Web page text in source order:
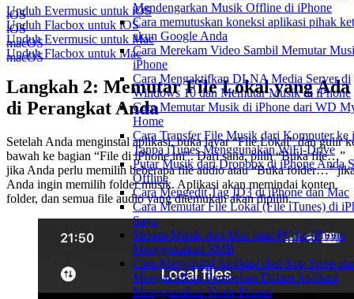
Mendengarkan Musik Offline di iPhone
Cara memutuskan koneksi aplikasi pihak
akun Google Anda
Cara Merekam Video Sambil Memutar
iPhone
Cara Mengaktifkan DLNA Media Server di
Windows 10 dan Memutar Musik di iPhone
Cara Memutar Musik di iPhone dari WD
Home
Cara Transfer File Musik dari Komputer ke
Tanpa iTunes Menggunakan WiFi-Drive
Putar Musik dari Dropbox di iPhone Anda
Offline
Cara Mengedit Tag ID3 di iPhone dan Mac
Cara Memutar File Lokal (File iTunes) di
Saya
Stream Musik dari Mac atau PC ke iPhone
Menggunakan SMB
Cara Menginstal Aplikasi dari App Store
Mengaktifkan Pembelian Dalam Aplikasi
Menggunakan Kode Promo
Unduh Evermusic untuk iOS
iOS
Unduh Flacbox untuk iOS
iOS
Unduh Evermusic untuk Mac
macOS
Unduh Flacbox untuk Mac
macOS
Langkah 2: Memutar File Lokal yang Ada
di Perangkat Anda
Setelah Anda menginstal aplikasi, buka layar “File Lokal” dan gulir
bawah ke bagian “File di iPhone ini”. Dari sana, pilih “Buka file…”
jika Anda perlu memilih beberapa file audio atau “Buka folder…”
Anda ingin memilih folder musik. Aplikasi akan memindai konten
folder, dan semua file audio yang ditemukan akan dipilih.